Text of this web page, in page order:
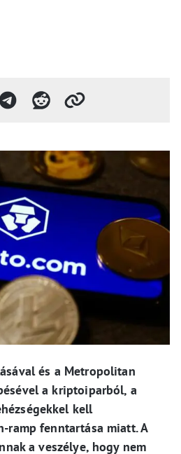
és a Metropolitan
a kriptoiparból, a
kell
ramp fenntartása miatt. A
a veszélye, hogy nem